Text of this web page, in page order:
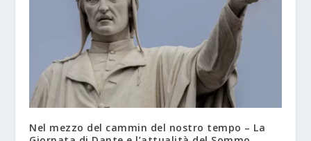
Nel mezzo del cammin del nostro tempo – La